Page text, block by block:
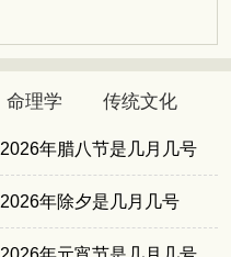
命理学 传统文化
2026年腊八节是几月几号
2026年除夕是几月几号